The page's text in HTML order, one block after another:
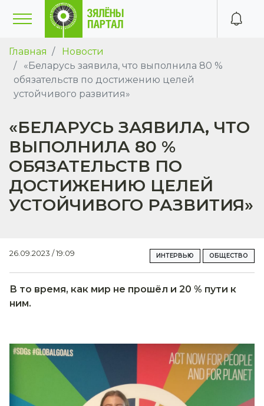
Главная
Новости
«Беларусь заявила, что выполнила 80 %
обязательств по достижению целей
устойчивого развития»
«БЕЛАРУСЬ ЗАЯВИЛА, ЧТО
ВЫПОЛНИЛА 80 %
ОБЯЗАТЕЛЬСТВ ПО
ДОСТИЖЕНИЮ ЦЕЛЕЙ
УСТОЙЧИВОГО РАЗВИТИЯ»
26.09.2023 / 19:09 ИНТЕРВЬЮ ОБЩЕСТВО
В то время, как мир не прошёл и 20 % пути к
ним.